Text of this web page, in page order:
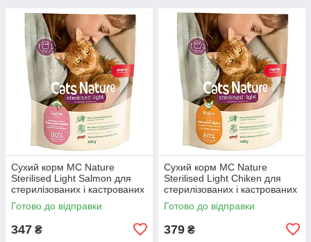
Сухий корм MC Nature
Sterilised Light Salmon для
стерилізованих і кастрованих
котів з лососем, 400 г (*)
Готово до відправки
347 ₴
Сухий корм MC Nature
Sterilised Light Chiken для
стерилізованих і кастрованих
котів з куркою, 400 г (*)
Готово до відправки
379 ₴